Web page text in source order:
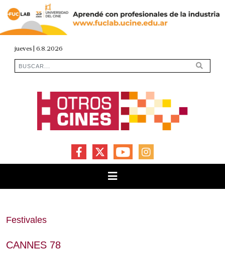
jueves | 6.8.2026
FACEBOOKYOUTUBEINSTAGRAM
Festivales
CANNES 78